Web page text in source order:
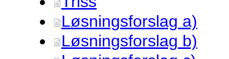
Løsningsforslag a)
Løsningsforslag b)